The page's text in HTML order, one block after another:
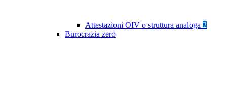
Attestazioni OIV o struttura analoga 2
Burocrazia zero